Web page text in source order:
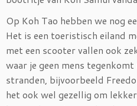
Op Koh Tao hebben we nog
Het is een toeristisch eiland
met een scooter vallen ook
waar je geen mens
stranden, bijvoorbeeld
het ook wel gezellig om